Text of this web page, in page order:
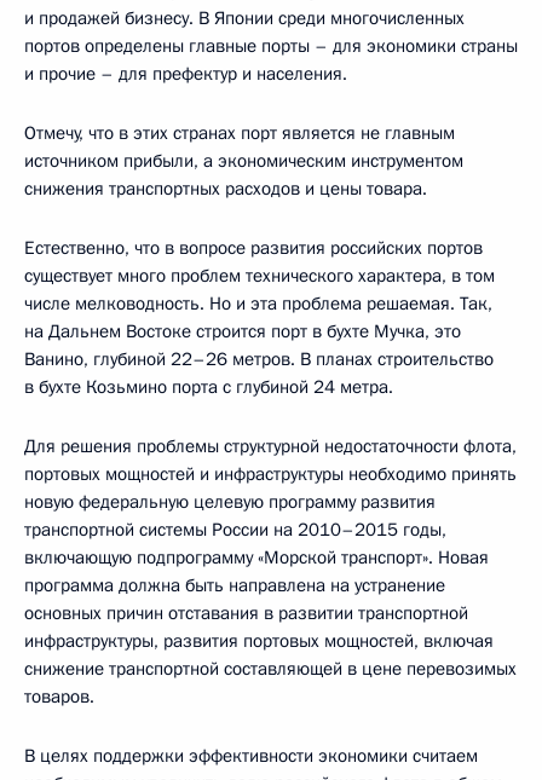
и продажей бизнесу. В Японии среди многочисленных
портов определены главные порты – для экономики страны
и прочие – для префектур и населения.
Отмечу, что в этих странах порт является не главным
источником прибыли, а экономическим инструментом
снижения транспортных расходов и цены товара.
Естественно, что в вопросе развития российских портов
существует много проблем технического характера, в том
числе мелководность. Но и эта проблема решаемая. Так,
на Дальнем Востоке строится порт в бухте Мучка, это
Ванино, глубиной 22–26 метров. В планах строительство
в бухте Козьмино порта с глубиной 24 метра.
Для решения проблемы структурной недостаточности флота,
портовых мощностей и инфраструктуры необходимо принять
новую федеральную целевую программу развития
транспортной системы России на 2010–2015 годы,
включающую подпрограмму «Морской транспорт». Новая
программа должна быть направлена на устранение
основных причин отставания в развитии транспортной
инфраструктуры, развития портовых мощностей, включая
снижение транспортной составляющей в цене перевозимых
товаров.
В целях поддержки эффективности экономики считаем